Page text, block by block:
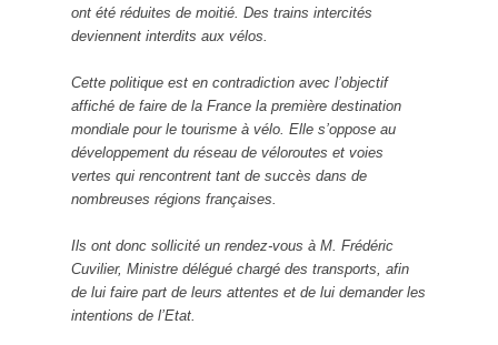
ont été réduites de moitié. Des trains intercités
deviennent interdits aux vélos.
Cette politique est en contradiction avec l’objectif
affiché de faire de la France la première destination
mondiale pour le tourisme à vélo. Elle s’oppose au
développement du réseau de véloroutes et voies
vertes qui rencontrent tant de succès dans de
nombreuses régions françaises.
Ils ont donc sollicité un rendez-vous à M. Frédéric
Cuvilier, Ministre délégué chargé des transports, afin
de lui faire part de leurs attentes et de lui demander les
intentions de l’Etat.